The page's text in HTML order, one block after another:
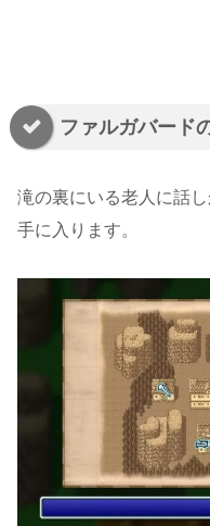
ファルガバード
滝の裏にいる老人に話
手に入ります。